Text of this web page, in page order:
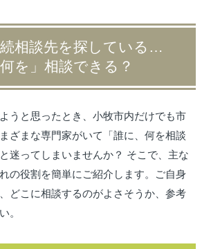
相談先を探している…
何を」相談できる？
うと思ったとき、小牧市内だけでも市
ざまな専門家がいて「誰に、何を相談
迷ってしまいませんか？ そこで、主な
の役割を簡単にご紹介します。ご自身
どこに相談するのがよさそうか、参考
。